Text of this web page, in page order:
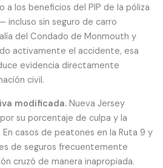
a los beneficios del PIP de la póliza
incluso sin seguro de carro
del Condado de Monmouth y
activamente el accidente, esa
evidencia directamente
civil.
modificada. Nueva Jersey
su porcentaje de culpa y la
En casos de peatones en la Ruta 9 y
de seguros frecuentemente
cruzó de manera inapropiada.